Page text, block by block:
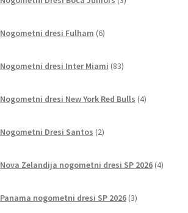
izdelki
Nogometni dresi Fulham 6izdelkov
Nogometni dresi Inter Miami 83izdelkov
Nogometni dresi New York Red Bulls 4izdelki
Nogometni Dresi Santos 2izdelka
Nova Zelandija nogometni dresi SP 2026 4izdelki
Panama nogometni dresi SP 2026 3izdelki